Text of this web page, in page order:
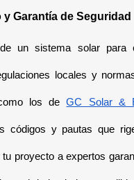
Garantía de Seguridad
un sistema solar para
locales y
como los de GC Solar &
códigos y pautas que
proyecto a expertos